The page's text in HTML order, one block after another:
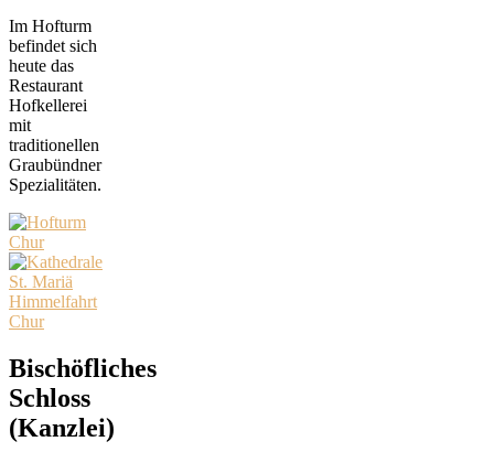
Im Hofturm
befindet sich
heute das
Restaurant
Hofkellerei
mit
traditionellen
Graubündner
Spezialitäten.
Bischöfliches
Schloss
(Kanzlei)